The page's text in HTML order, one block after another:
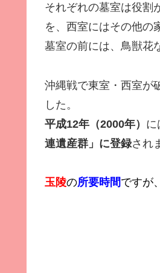
それぞれの墓室は役割
を、西室にはその他の
墓室の前には、鳥獣花
沖縄戦で東室・西室が
した。
平成12年（2000年） に
連遺産群」に登録され
玉陵の所要時間ですが